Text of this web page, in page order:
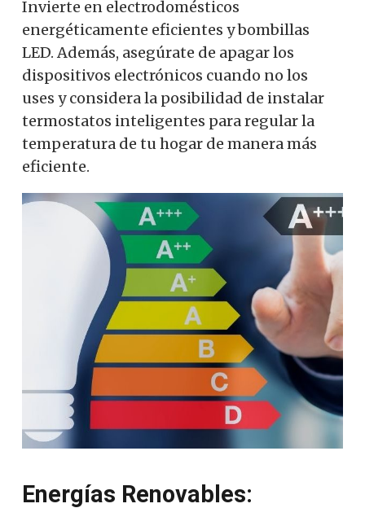
Invierte en electrodomésticos
energéticamente eficientes y bombillas
LED. Además, asegúrate de apagar los
dispositivos electrónicos cuando no los
uses y considera la posibilidad de instalar
termostatos inteligentes para regular la
temperatura de tu hogar de manera más
eficiente.
Energías Renovables: